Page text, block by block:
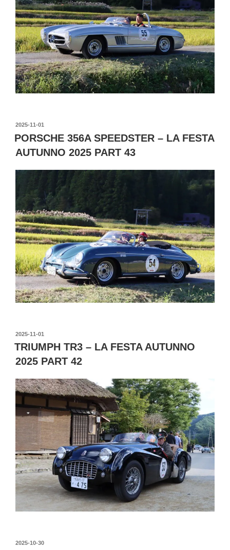
投
稿
日:
2025-11-01
PORSCHE 356A SPEEDSTER – LA FESTA
AUTUNNO 2025 PART 43
投
稿
日:
2025-11-01
TRIUMPH TR3 – LA FESTA AUTUNNO
2025 PART 42
投
2025-10-30